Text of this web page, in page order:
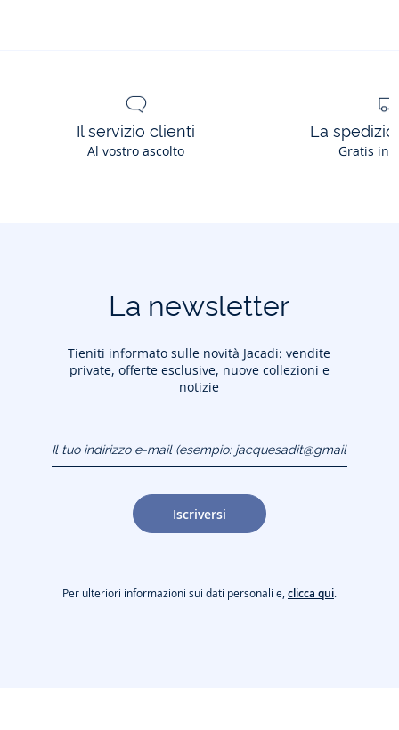
Il servizio clienti
Al vostro ascolto
La
Gratis in
La newsletter
Tieniti informato sulle novità Jacadi: vendite
private, offerte esclusive, nuove collezioni e
notizie
(esempio:
jacquesadit@gmail.com)
Iscriversi
Per ulteriori informazioni sui dati personali e,clicca qui.